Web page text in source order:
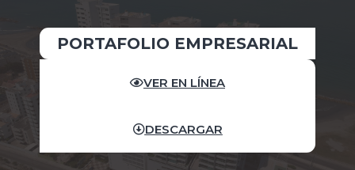
PORTAFOLIO EMPRESARIAL
VER EN LÍNEA
DESCARGAR